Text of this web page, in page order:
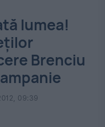
lumea!
Brenciu
09:39